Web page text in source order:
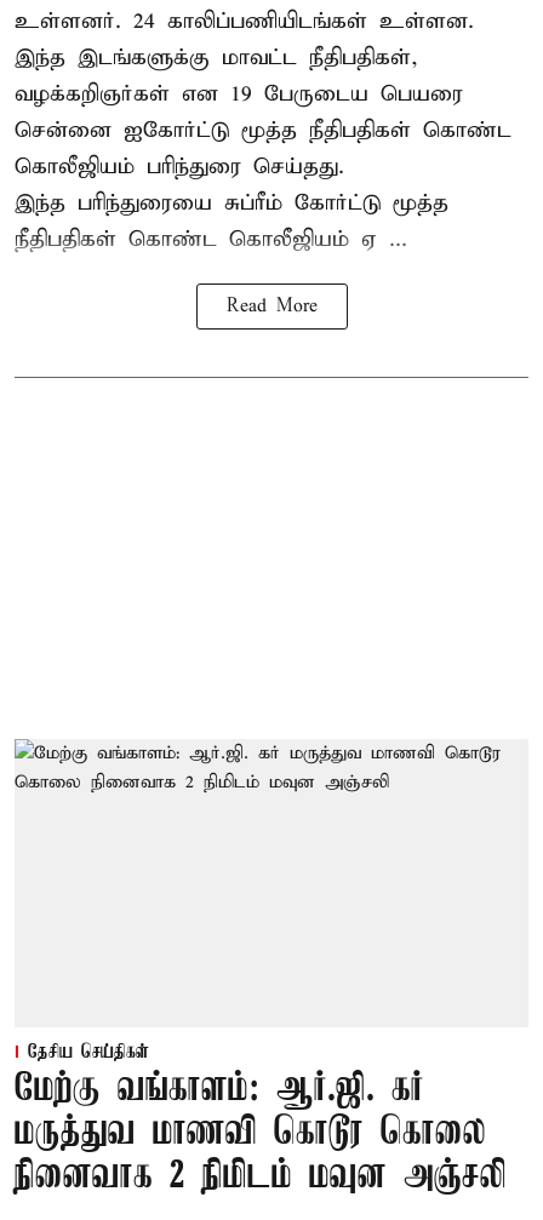
உள்ளனர். 24 காலிப்பணியிடங்கள் உள்ளன.
இந்த இடங்களுக்கு மாவட்ட நீதிபதிகள்,
வழக்கறிஞர்கள் என 19 பேருடைய பெயரை
சென்னை ஐகோர்ட்டு மூத்த நீதிபதிகள் கொண்ட
கொலீஜியம் பரிந்துரை செய்தது.
இந்த பரிந்துரையை சுப்ரீம் கோர்ட்டு மூத்த
நீதிபதிகள் கொண்ட கொலீஜியம் ஏ ...
Read More
தேசிய செய்திகள்
மேற்கு வங்காளம்: ஆர்.ஜி. கர்
மருத்துவ மாணவி கொடூர கொலை
நினைவாக 2 நிமிடம் மவுன அஞ்சலி